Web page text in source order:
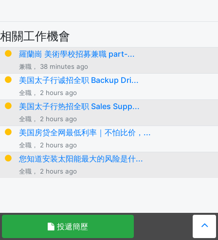
相關工作機會
羅蘭崗 美術學校招募兼職 part-...
兼職， 38 minutes ago
美国太子行诚招全职 Backup Dri...
全職， 2 hours ago
美国太子行热招全职 Sales Supp...
全職， 2 hours ago
美国房贷全网最低利率｜不怕比价，...
全職， 2 hours ago
您知道安装太阳能最大的风险是什...
全職， 2 hours ago
投遞簡歷